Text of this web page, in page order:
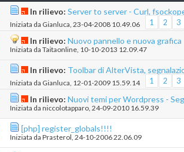
In rilievo: Server to server - Curl,
Iniziata da Gianluca‎, 23-04-2008 10.49.06 1 2 3
In rilievo: Nuovo pannello e nuova grafica
Iniziata da Taitaonline‎, 10-10-2013 12.09.47
In rilievo: Toolbar di AlterVista,
Iniziata da Gianluca‎, 12-01-2009 15.59.14 1 2 3
In rilievo: Nuovi temi per Wordpress -
Iniziata da niccolotapparo‎, 24-09-2010 16.59.39
[php] register_globals!!!!
Iniziata da Prasterol‎, 24-10-2006 22.06.09